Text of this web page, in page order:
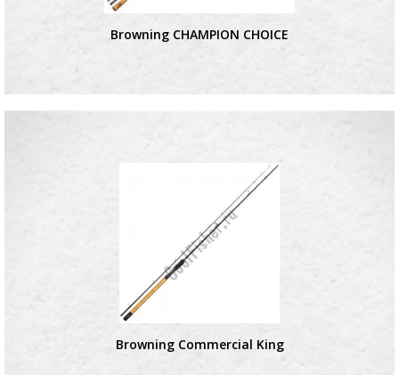
Browning CHAMPION CHOICE
Browning Commercial King